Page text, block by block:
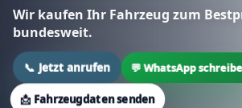
Wir kaufen Ihr Fahrzeug zum
bundesweit.
📞 Jetzt anrufen 💬 WhatsApp
📩 Fahrzeugdaten senden